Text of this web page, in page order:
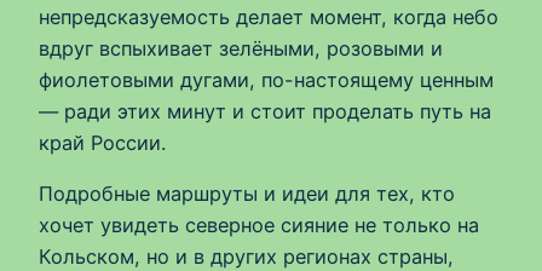
непредсказуемость делает момент, когда небо
вдруг вспыхивает зелёными, розовыми и
фиолетовыми дугами, по-настоящему ценным
— ради этих минут и стоит проделать путь на
край России.
Подробные маршруты и идеи для тех, кто
хочет увидеть северное сияние не только на
Кольском, но и в других регионах страны,